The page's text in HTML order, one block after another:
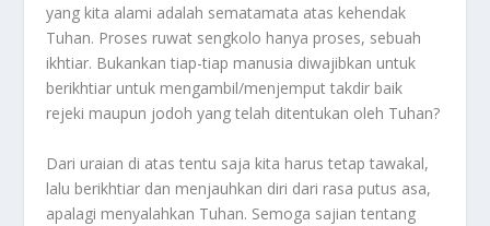
yang kita alami adalah sematamata atas kehendak
Tuhan. Proses ruwat sengkolo hanya proses, sebuah
ikhtiar. Bukankan tiap-tiap manusia diwajibkan untuk
berikhtiar untuk mengambil/menjemput takdir baik
rejeki maupun jodoh yang telah ditentukan oleh Tuhan?
Dari uraian di atas tentu saja kita harus tetap tawakal,
lalu berikhtiar dan menjauhkan diri dari rasa putus asa,
apalagi menyalahkan Tuhan. Semoga sajian tentang